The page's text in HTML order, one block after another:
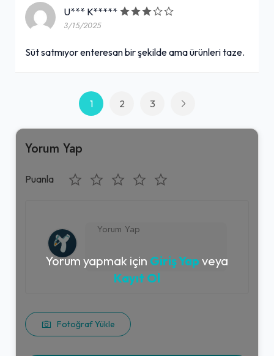
U*** K*****
3/15/2025
Süt satmıyor enteresan bir şekilde ama ürünleri taze.
1 2 3
Yorum Yap
Puanla
Fotoğraf Yükle
Yorum yapmak için Giriş Yap veya
Kayıt Ol